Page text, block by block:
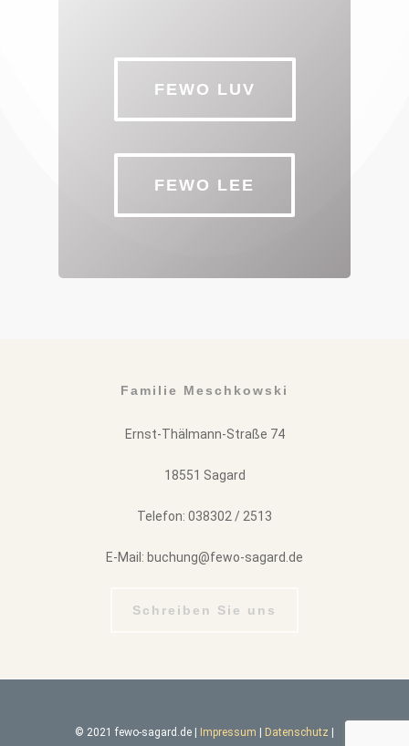
FEWO LUV
FEWO LEE
Familie Meschkowski
Ernst-Thälmann-Straße 74
18551 Sagard
Telefon: 038302 / 2513
E-Mail: buchung@fewo-sagard.de
Schreiben Sie uns
© 2021 fewo-sagard.de | Impressum Datenschutz